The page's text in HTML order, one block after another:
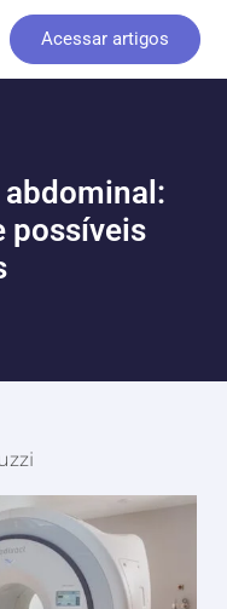
Acessar artigos
possíveis